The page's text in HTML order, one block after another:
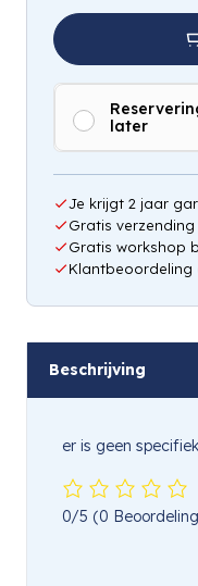
later
Je krijgt 2 jaar
Gratis
Gratis workshop
Klantbeoordeling
Beschrijving
er is geen
0/5 (0